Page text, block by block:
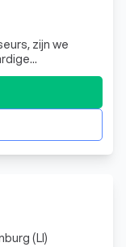
zijn we
scherp oog
de complexe
door onze
klanten
(LI)